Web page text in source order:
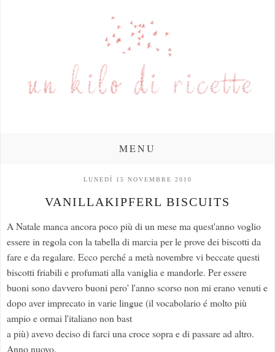
MENU
LUNEDÌ 15 NOVEMBRE 2010
VANILLAKIPFERL BISCUITS
A Natale manca ancora poco più di un mese ma quest'anno voglio
essere in regola con la tabella di marcia per le prove dei biscotti da
fare e da regalare. Ecco perché a metà novembre vi beccate questi
biscotti friabili e profumati alla vaniglia e mandorle. Per essere
buoni sono davvero buoni pero' l'anno scorso non mi erano venuti e
dopo aver imprecato in varie lingue (il vocabolario é molto più
ampio e ormai l'italiano non bast
a più) avevo deciso di farci una croce sopra e di passare ad altro.
Anno nuovo,